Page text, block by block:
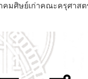
คมศิษย์เก่าคณะครุศาส